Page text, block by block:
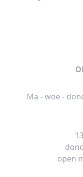
Ma - woe -
open